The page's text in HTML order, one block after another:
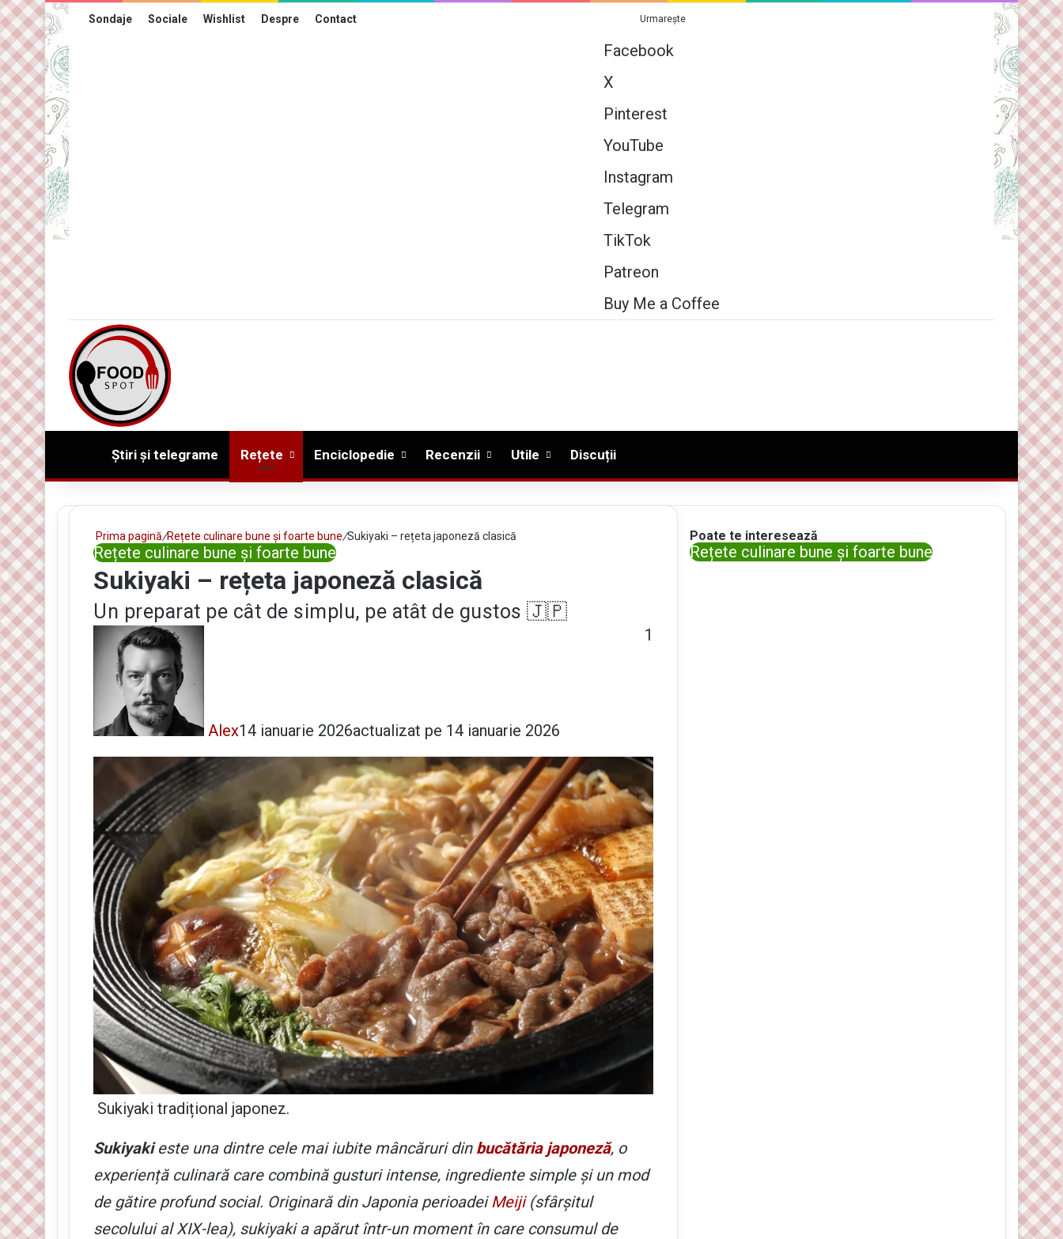
Sondaje Sociale Wishlist Despre Contact Urmarește
Facebook
X
Pinterest
YouTube
Instagram
Telegram
TikTok
Patreon
Buy Me a Coffee
Prima pagină
Știri și telegrame Rețete Enciclopedie Recenzii Utile Discuții Random Article
Caută ceva
Prima pagină/Rețete culinare bune și foarte bune/Sukiyaki – rețeta japoneză clasică
Rețete culinare bune și foarte bune
Sukiyaki – rețeta japoneză clasică
Un preparat pe cât de simplu, pe atât de gustos 🇯🇵
Alex14 ianuarie 2026actualizat pe 14 ianuarie 2026
1
Sukiyaki tradițional japonez.
Sukiyakieste una dintre cele mai iubite mâncăruri din bucătăria japoneză, o
experiență culinară care combină gusturi intense, ingrediente simple și un mod
de gătire profund social. Originară din Japonia perioadei Meiji(sfârșitul
secolului al XIX-lea), sukiyaki a apărut într-un moment în care consumul de
Poate te interesează
C
Rețete culinare bune și foarte bune